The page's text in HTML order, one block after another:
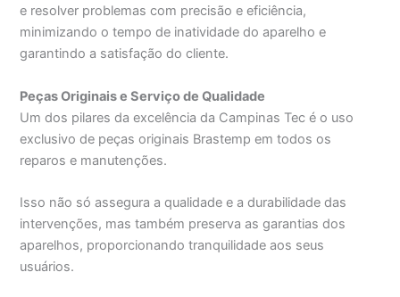
e resolver problemas com precisão e eficiência,
minimizando o tempo de inatividade do aparelho e
garantindo a satisfação do cliente.
Peças Originais e Serviço de Qualidade
Um dos pilares da excelência da Campinas Tec é o uso
exclusivo de peças originais Brastemp em todos os
reparos e manutenções.
Isso não só assegura a qualidade e a durabilidade das
intervenções, mas também preserva as garantias dos
aparelhos, proporcionando tranquilidade aos seus
usuários.